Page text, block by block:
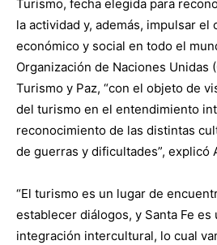
Turismo, fecha elegida para
la actividad y, además, impulsar el
económico y social en todo el
Organización de Naciones Unidas
Turismo y Paz, “con el objeto de
del turismo en el entendimiento
reconocimiento de las distintas
de guerras y dificultades”, explicó
“El turismo es un lugar de
establecer diálogos, y Santa Fe es
integración intercultural, lo cual